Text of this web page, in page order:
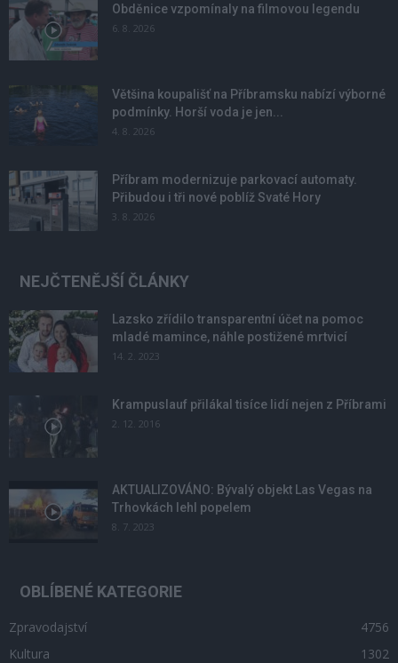
Obděnice vzpomínaly na filmovou legendu
6. 8. 2026
Většina koupališť na Příbramsku nabízí výborné
podmínky. Horší voda je jen...
4. 8. 2026
Příbram modernizuje parkovací automaty.
Přibudou i tři nové poblíž Svaté Hory
3. 8. 2026
NEJČTENĚJŠÍ ČLÁNKY
Lazsko zřídilo transparentní účet na pomoc
mladé mamince, náhle postižené mrtvicí
14. 2. 2023
Krampuslauf přilákal tisíce lidí nejen z Příbrami
2. 12. 2016
AKTUALIZOVÁNO: Bývalý objekt Las Vegas na
Trhovkách lehl popelem
8. 7. 2023
OBLÍBENÉ KATEGORIE
Zpravodajství
4756
Kultura
1302